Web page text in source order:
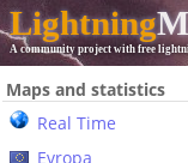
Lightning
A community project with free
Maps and statistics
Real Time
Evropa